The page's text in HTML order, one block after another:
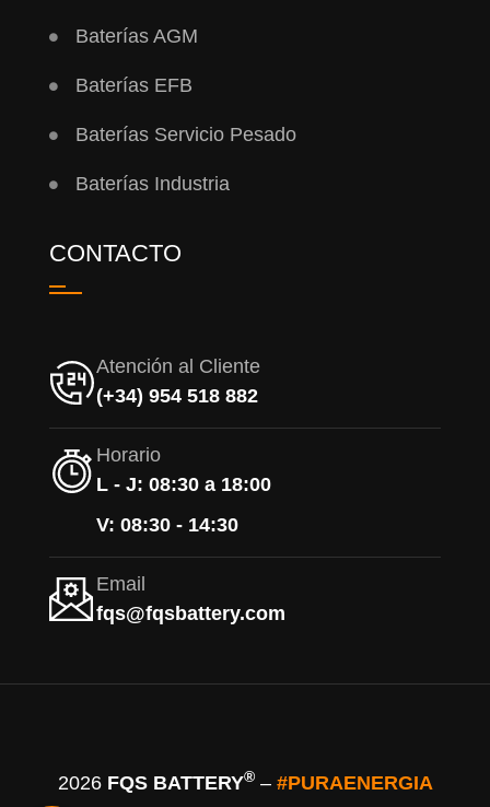
Baterías AGM
Baterías EFB
Baterías Servicio Pesado
Baterías Industria
CONTACTO
Atención al Cliente
(+34) 954 518 882
Horario
L - J: 08:30 a 18:00
V: 08:30 - 14:30
Email
fqs@fqsbattery.com
2026 FQS BATTERY®– #PURAENERGIA